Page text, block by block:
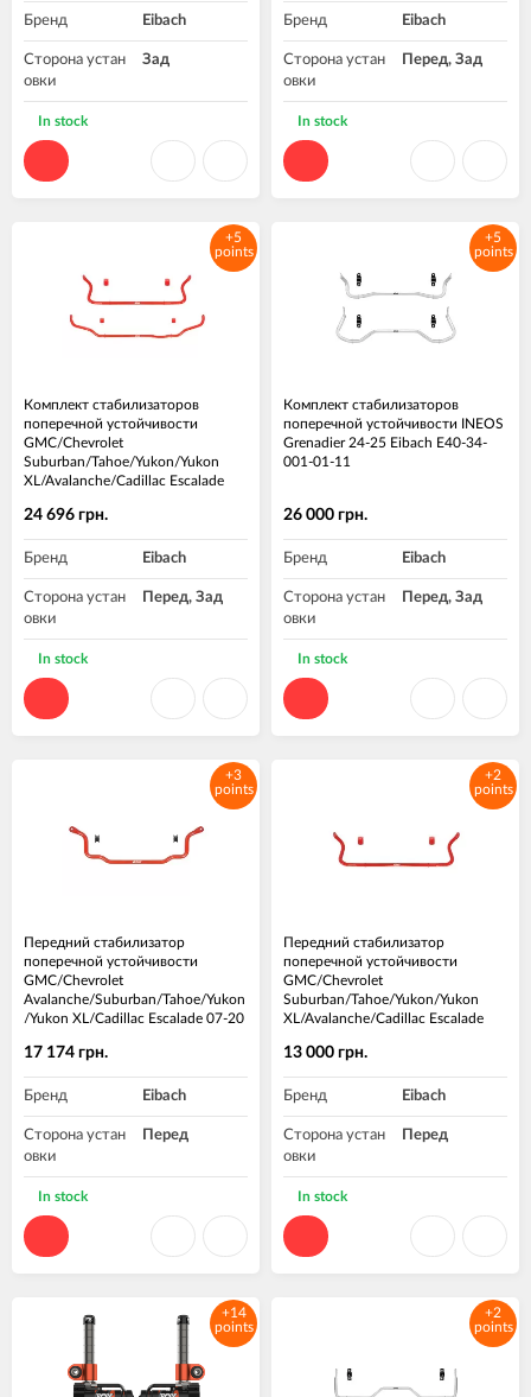
Бренд Eibach
Сторона устан
овки
Зад
In stock
Бренд Eibach
Сторона устан
овки
Перед, Зад
In stock
+5
points
Комплект стабилизаторов
поперечной устойчивости
GMC/Chevrolet
Suburban/Tahoe/Yukon/Yukon
XL/Avalanche/Cadillac Escalade
24 696 грн.
Бренд Eibach
Сторона устан
овки
Перед, Зад
In stock
+5
points
Комплект стабилизаторов
поперечной устойчивости INEOS
Grenadier 24-25 Eibach E40-34-
001-01-11
26 000 грн.
Бренд Eibach
Сторона устан
овки
Перед, Зад
In stock
+3
points
Передний стабилизатор
поперечной устойчивости
GMC/Chevrolet
Avalanche/Suburban/Tahoe/Yukon
/Yukon XL/Cadillac Escalade 07-20
17 174 грн.
Бренд Eibach
Сторона устан
овки
Перед
In stock
+2
points
Передний стабилизатор
поперечной устойчивости
GMC/Chevrolet
Suburban/Tahoe/Yukon/Yukon
XL/Avalanche/Cadillac Escalade
13 000 грн.
Бренд Eibach
Сторона устан
овки
Перед
In stock
+14
points
+2
points